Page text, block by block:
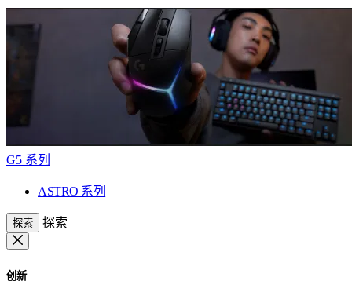
G5 系列
ASTRO 系列
探索 探索
创新